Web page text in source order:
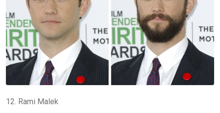
12. Rami Malek